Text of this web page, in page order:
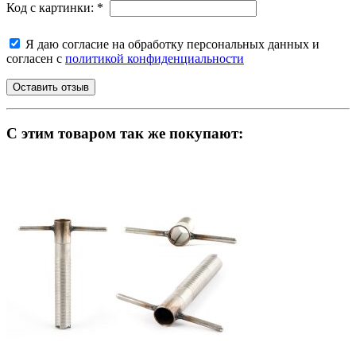
Код с картинки: *
Я даю согласие на обработку персональных данных и
согласен с политикой конфиденциальности
C этим товаром так же покупают: